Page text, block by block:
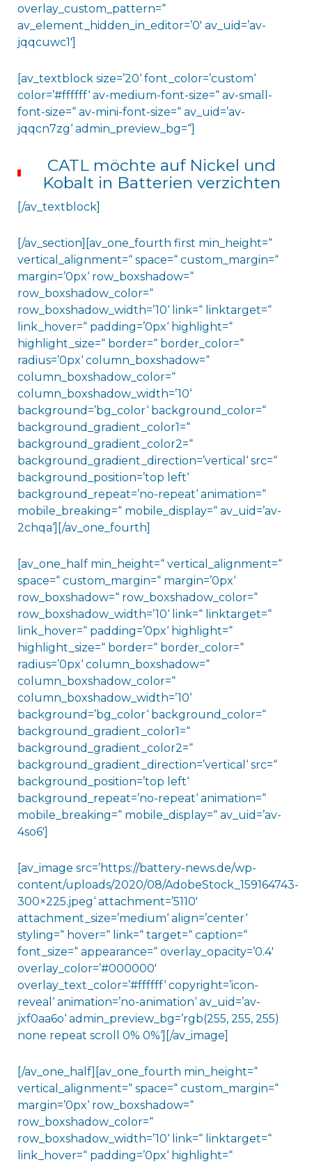
overlay_custom_pattern=“
av_element_hidden_in_editor=’0′ av_uid=’av-
jqqcuwc1′]
[av_textblock size=’20‘ font_color=’custom‘
color=’#ffffff‘ av-medium-font-size=“ av-small-
font-size=“ av-mini-font-size=“ av_uid=’av-
jqqcn7zg‘ admin_preview_bg=“]
CATL möchte auf Nickel und
Kobalt in Batterien verzichten
[/av_textblock]
[/av_section][av_one_fourth first min_height=“
vertical_alignment=“ space=“ custom_margin=“
margin=’0px‘ row_boxshadow=“
row_boxshadow_color=“
row_boxshadow_width=’10‘ link=“ linktarget=“
link_hover=“ padding=’0px‘ highlight=“
highlight_size=“ border=“ border_color=“
radius=’0px‘ column_boxshadow=“
column_boxshadow_color=“
column_boxshadow_width=’10‘
background=’bg_color‘ background_color=“
background_gradient_color1=“
background_gradient_color2=“
background_gradient_direction=’vertical‘ src=“
background_position=’top left‘
background_repeat=’no-repeat‘ animation=“
mobile_breaking=“ mobile_display=“ av_uid=’av-
2chqa‘][/av_one_fourth]
[av_one_half min_height=“ vertical_alignment=“
space=“ custom_margin=“ margin=’0px‘
row_boxshadow=“ row_boxshadow_color=“
row_boxshadow_width=’10‘ link=“ linktarget=“
link_hover=“ padding=’0px‘ highlight=“
highlight_size=“ border=“ border_color=“
radius=’0px‘ column_boxshadow=“
column_boxshadow_color=“
column_boxshadow_width=’10‘
background=’bg_color‘ background_color=“
background_gradient_color1=“
background_gradient_color2=“
background_gradient_direction=’vertical‘ src=“
background_position=’top left‘
background_repeat=’no-repeat‘ animation=“
mobile_breaking=“ mobile_display=“ av_uid=’av-
4so6′]
[av_image src=’https://battery-news.de/wp-
content/uploads/2020/08/AdobeStock_159164743-
300×225.jpeg‘ attachment=’5110′
attachment_size=’medium‘ align=’center‘
styling=“ hover=“ link=“ target=“ caption=“
font_size=“ appearance=“ overlay_opacity=’0.4′
overlay_color=’#000000′
overlay_text_color=’#ffffff‘ copyright=’icon-
reveal‘ animation=’no-animation‘ av_uid=’av-
jxf0aa6o‘ admin_preview_bg=’rgb(255, 255, 255)
none repeat scroll 0% 0%‘][/av_image]
[/av_one_half][av_one_fourth min_height=“
vertical_alignment=“ space=“ custom_margin=“
margin=’0px‘ row_boxshadow=“
row_boxshadow_color=“
row_boxshadow_width=’10‘ link=“ linktarget=“
link_hover=“ padding=’0px‘ highlight=“